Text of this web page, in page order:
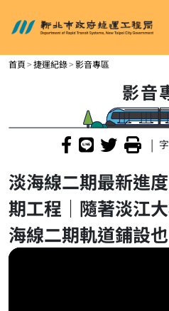
進入內容區塊
新北市政府捷運工程局
首頁 捷運紀錄 影音專區
影音
|
淡海線二期最新進
期工程｜隨著淡江
海線二期軌道鋪設